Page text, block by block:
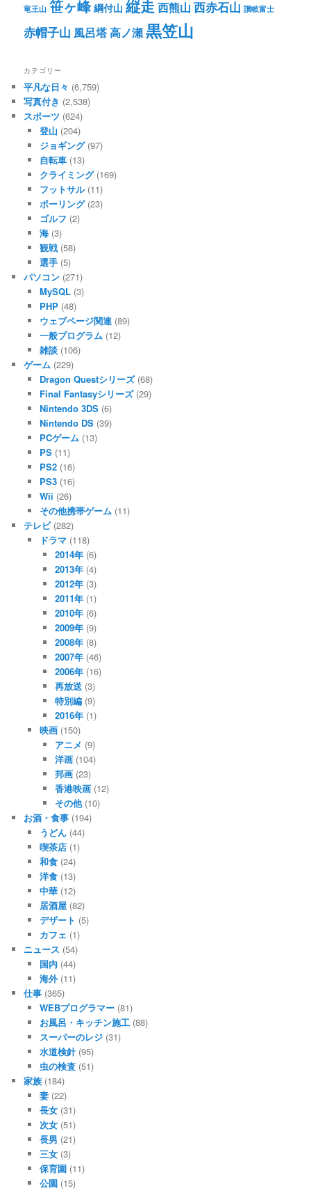
竜王山 笹ヶ峰 綱付山 縦走西熊山 西赤石山 讃岐富士
赤帽子山 風呂塔高ノ瀬黒笠山
カテゴリー
平凡な日々 (6,759)
写真付き (2,538)
スポーツ (624)
登山 (204)
ジョギング(97)
自転車(13)
クライミング(169)
フットサル(11)
ボーリング(23)
ゴルフ (2)
海(3)
観戦(58)
選手(5)
パソコン (271)
MySQL(3)
PHP(48)
ウェブページ関連(89)
一般プログラム(12)
雑談(106)
ゲーム (229)
Dragon Questシリーズ(68)
Final Fantasyシリーズ(29)
Nintendo 3DS(6)
Nintendo DS(39)
PCゲーム(13)
PS(11)
PS2(16)
PS3(16)
Wii (26)
その他携帯ゲーム(11)
テレビ(282)
ドラマ(118)
2014年 (6)
2013年 (4)
2012年 (3)
2011年 (1)
2010年 (6)
2009年 (9)
2008年 (8)
2007年 (46)
2006年 (16)
再放送 (3)
特別編 (9)
2016年 (1)
映画(150)
アニメ (9)
洋画 (104)
邦画 (23)
香港映画 (12)
その他(10)
お酒・食事 (194)
うどん(44)
喫茶店(1)
和食(24)
洋食(13)
中華(12)
居酒屋(82)
デザート (5)
カフェ (1)
ニュース (54)
国内(44)
海外(11)
仕事 (365)
WEBプログラマー(81)
お風呂・キッチン施工(88)
スーパーのレジ(31)
水道検針(95)
虫の検査(51)
家族 (184)
妻(22)
長女(31)
次女(51)
長男 (21)
三女(3)
保育園(11)
公園(15)